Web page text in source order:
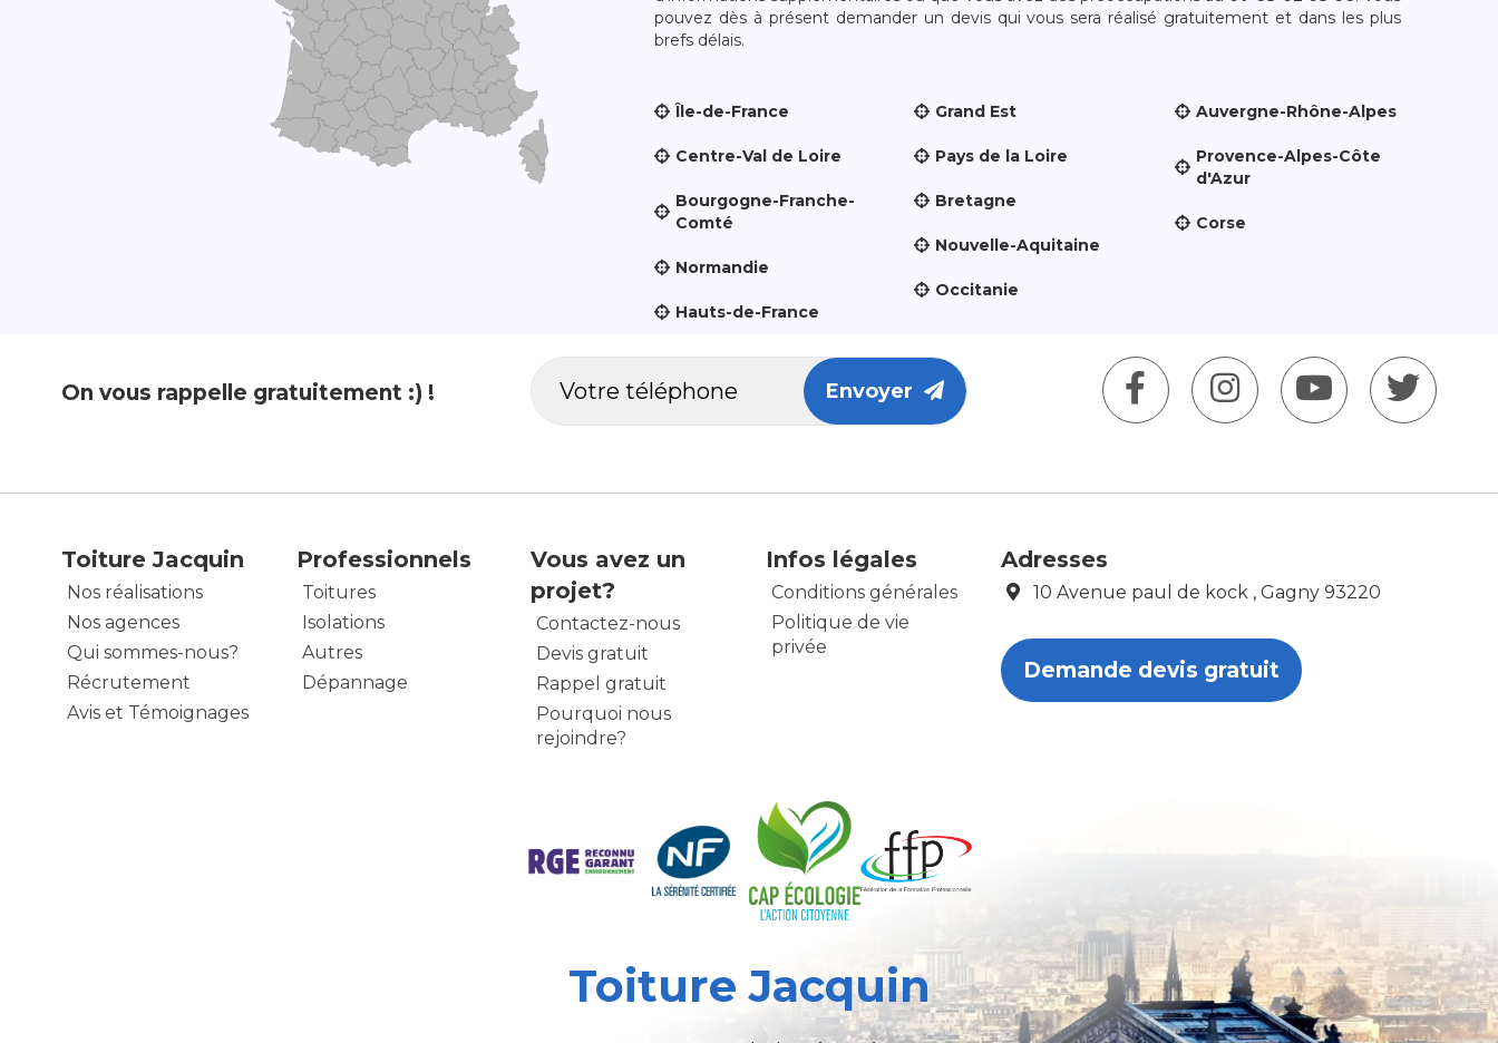
pouvez dès à présent demander un devis qui vous sera réalisé gratuitement et dans les plus
brefs délais.
Île-de-France
Centre-Val de Loire
Bourgogne-Franche-
Comté
Normandie
Hauts-de-France
Grand Est
Pays de la Loire
Bretagne
Nouvelle-Aquitaine
Occitanie
Auvergne-Rhône-Alpes
Provence-Alpes-Côte
d'Azur
Corse
On vous rappelle gratuitement :) ! Envoyer
Toiture Jacquin
Nos réalisations
Nos agences
Qui sommes-nous?
Récrutement
Avis et Témoignages
Professionnels
Toitures
Isolations
Autres
Dépannage
Vous avez un
projet?
Contactez-nous
Devis gratuit
Rappel gratuit
Pourquoi nous
rejoindre?
Infos légales
Conditions générales
Politique de vie
privée
Adresses
10 Avenue paul de kock , Gagny 93220
Demande devis gratuit
Toiture Jacquin